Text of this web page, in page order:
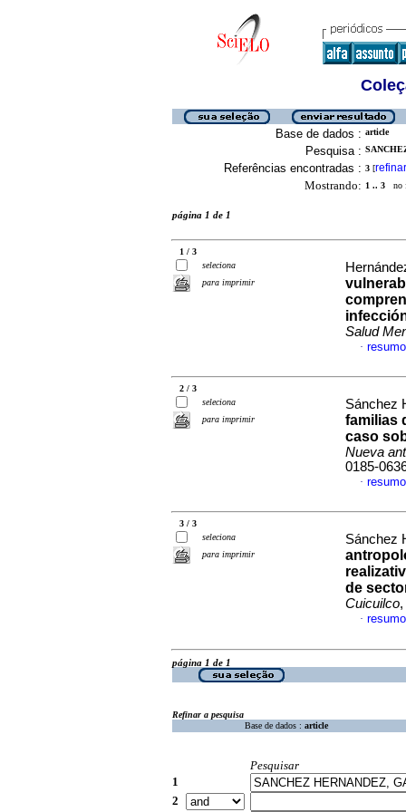
Base de dados : article
Pesquisa :
Referências encontradas : 3 [refinar
Mostrando: 1 .. 3 no
página 1 de 1
1 / 3
seleciona
para imprimir
Salud
·
2 / 3
seleciona
para imprimir
Sánchez
familias
caso
Nueva
0185-
·
3 / 3
seleciona
para imprimir
Sánchez
de
Cuicuilco
·
página 1 de 1
Refinar a pesquisa
Base de dados : article
Pesquisar
1
2